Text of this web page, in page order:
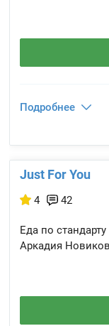
Подробнее
Just For You
4 42
Еда по
Аркадия